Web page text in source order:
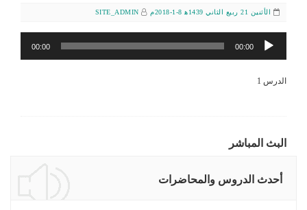
الأثنين 21 ربيع الثاني 1439ﻫ 8-1-2018م SITE_ADMIN
مشغل
الصوت
00:00
00:00
الدرس 1
البث المباشر
أحدث الدروس والمحاضرات